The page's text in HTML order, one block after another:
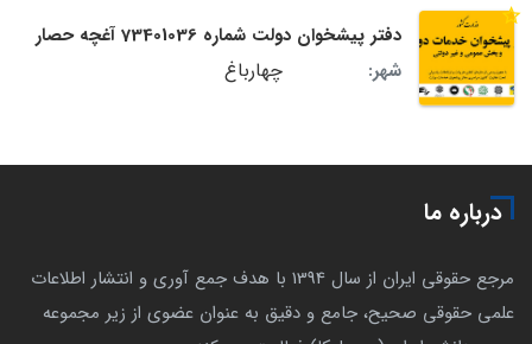
دفتر پیشخوان دولت شماره 73401036 آغچه حصار
شهر:
چهارباغ
درباره ما
مرجع حقوقی ایران از سال 1394 با هدف جمع آوری و انتشار اطلاعات
علمی حقوقی صحیح، جامع و دقیق به عنوان عضوی از زیر مجموعه